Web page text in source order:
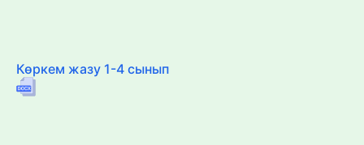
Көркем жазу 1-4 сынып